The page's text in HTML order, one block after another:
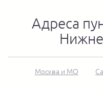
Адреса
Москва и МО